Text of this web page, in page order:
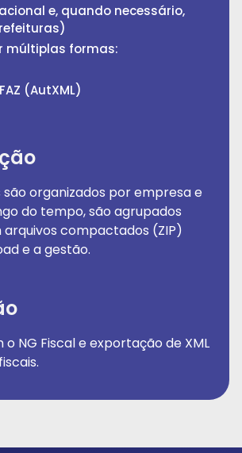
e, quando necessário,
múltiplas formas:
(AutXML)
organizados por empresa e
do tempo, são agrupados
compactados (ZIP)
e a gestão.
NG Fiscal e exportação de XML